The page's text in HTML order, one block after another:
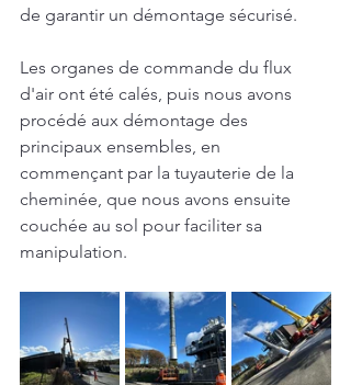
de garantir un démontage sécurisé.
Les organes de commande du flux
d'air ont été calés, puis nous avons
procédé aux démontage des
principaux ensembles, en
commençant par la tuyauterie de la
cheminée, que nous avons ensuite
couchée au sol pour faciliter sa
manipulation.